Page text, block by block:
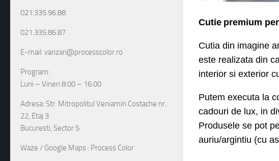
Cutie premium
Cutia din imagine
este realizata din
interior si exterior
Putem executa la
cadouri de lux, in
Produsele se pot
auriu/argintiu (cu
021.335.96.88
021.335.86.87
E-mail: vanzari@processcolor.ro
Program:
Luni – Vineri 8:00 – 16:00
Adresa: Str. Mitropolitul Veniamin Costache nr.
22, Etaj 3
Bucuresti, Sector 5
Waze / Google Maps : Process Color